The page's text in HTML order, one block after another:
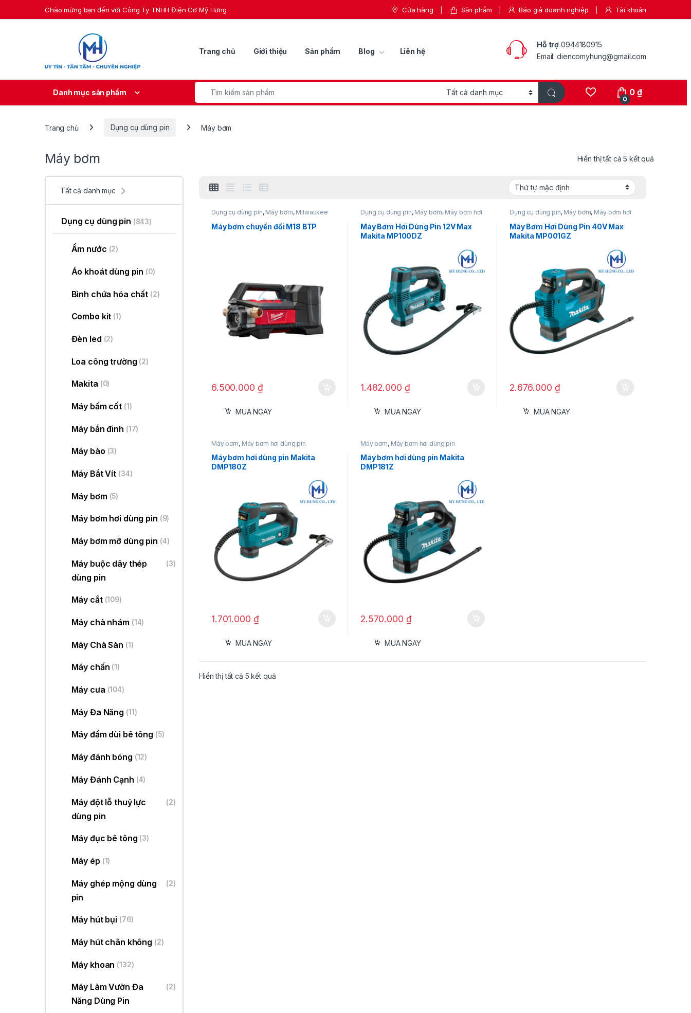
Skip to navigationChào mừng bạn đến với Công Ty TNHH Điện Cơ Mỹ Hưng Cửa hàng Sản phẩm Báo giá doanh nghiệp Tài khoản
Trang chủ Giới thiệu Sản phẩm Blog Liên hệ
Hỗ trợ 0944180915
Email: diencomyhung@gmail.com
Danh mục sản phẩm
Search for:
0
0₫
Trang chủ Dụng cụ dùng pin Máy bơm
Máy bơm Hiển thị tất cả 5 kết quả
Dụng cụ dùng pin, Máy bơm, Milwaukee
Máy bơm chuyển đổi M18 BTP
6.500.000 ₫
MUA NGAY
Dụng cụ dùng pin, Máy bơm, Máy bơm hơi
dùng pin
Máy Bơm Hơi Dùng Pin 12V Max
Makita MP100DZ
1.482.000 ₫
MUA NGAY
Dụng cụ dùng pin, Máy bơm, Máy bơm hơi
dùng pin
Máy Bơm Hơi Dùng Pin 40V Max
Makita MP001GZ
2.676.000 ₫
MUA NGAY
Máy bơm, Máy bơm hơi dùng pin
Máy bơm hơi dùng pin Makita
DMP180Z
1.701.000 ₫
MUA NGAY
Máy bơm, Máy bơm hơi dùng pin
Máy bơm hơi dùng pin Makita
DMP181Z
2.570.000 ₫
MUA NGAY
Hiển thị tất cả 5 kết quả
Tất cả danh mục
Dụng cụ dùng pin (843)
Ấm nước (2)
Áo khoát dùng pin (0)
Bình chứa hóa chất (2)
Combo kit (1)
Đèn led (2)
Loa công trường (2)
Makita (0)
Máy bấm cốt (1)
Máy bắn đinh (17)
Máy bào (3)
Máy Bắt Vít (34)
Máy bơm (5)
Máy bơm hơi dùng pin (9)
Máy bơm mỡ dùng pin (4)
Máy buộc dây thép
dùng pin
(3)
Máy cắt (109)
Máy chà nhám (14)
Máy Chà Sàn (1)
Máy chấn (1)
Máy cưa (104)
Máy Đa Năng (11)
Máy đầm dùi bê tông (5)
Máy đánh bóng (12)
Máy Đánh Cạnh (4)
Máy đột lỗ thuỷ lực
dùng pin
(2)
Máy đục bê tông (3)
Máy ép (1)
Máy ghép mộng dùng
pin
(2)
Máy hút bụi (76)
Máy hút chân không (2)
Máy khoan (132)
Máy Làm Vườn Đa
Năng Dùng Pin
(2)